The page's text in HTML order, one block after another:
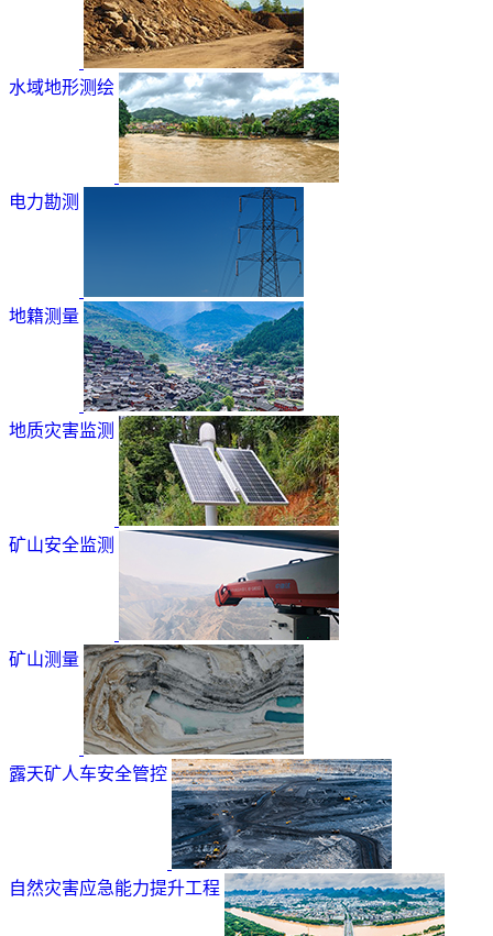
水域地形测绘
电力勘测
地籍测量
地质灾害监测
矿山安全监测
矿山测量
露天矿人车安全管控
自然灾害应急能力提升工程